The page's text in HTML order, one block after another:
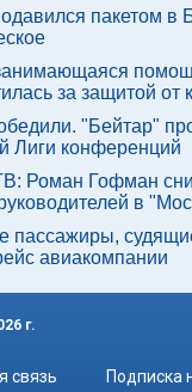
пакетом в
за защитой от
"Бейтар"
Лиги конференций
Роман Гофман
в
пассажиры,
авиакомпании
г.
связь
Подписка